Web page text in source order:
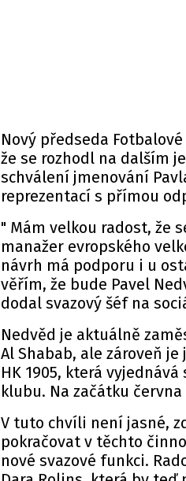
Nový předseda
že se rozhodl na dalším
schválení jmenování
reprezentací s přímou
" Mám velkou radost, že
manažer evropského
návrh má podporu i u
věřím, že bude Pavel
dodal svazový šéf na
Nedvěd je aktuálně
Al Shabab, ale zároveň
HK 1905, která
klubu. Na začátku
V tuto chvíli není jasné,
pokračovat v těchto
nové svazové funkci.